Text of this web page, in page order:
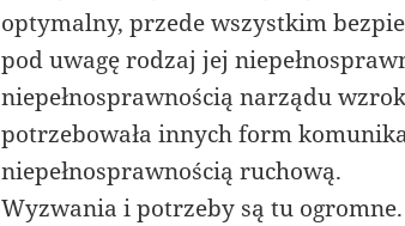
optymalny, przede wszystkim
pod uwagę rodzaj jej
niepełnosprawnością narządu
potrzebowała innych form
niepełnosprawnością ruchową.
Wyzwania i potrzeby są tu